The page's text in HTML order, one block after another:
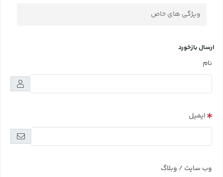
ویژگی های خاص
ارسال بازخورد
نام
ایمیل
وب سایت / وبلاگ